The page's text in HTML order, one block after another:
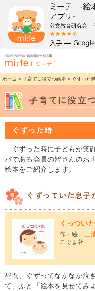
ホーム > 子育てに役立つ絵本 > ぐずった
ぐずった時
「ぐずった時に子どもが
パである会員の皆さんのお
絵本をご紹介します。
ぐずっていた息子
くっついた
作・絵： 三
こぐま社
昼間、ぐずってなかなか泣
て、ふと「絵本を見せてみ